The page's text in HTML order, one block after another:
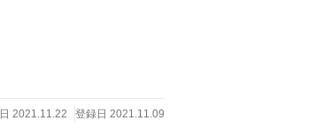
2021.11.22 登録日 2021.11.09